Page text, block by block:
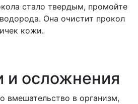
стало твердым, промойте
Она очистит прокол
кожи.
и осложнения
вмешательство в организм,